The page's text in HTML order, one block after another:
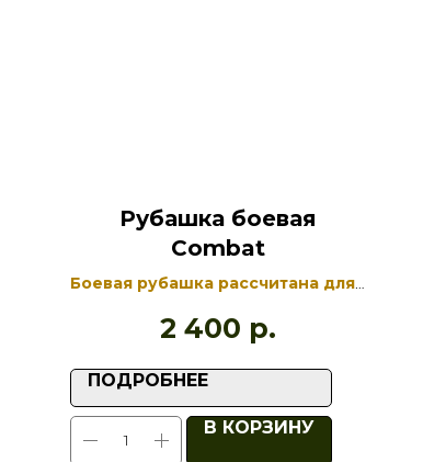
Рубашка боевая
Combat
Боевая рубашка рассчитана для
бронежилетом или разгрузочных
2 400 р.
ПОДРОБНЕЕ
В КОРЗИНУ